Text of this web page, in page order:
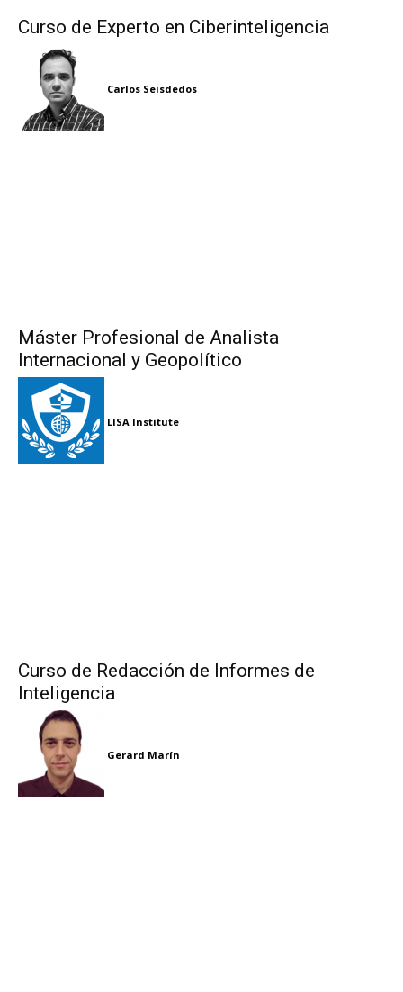
Curso de Experto en Ciberinteligencia
Carlos Seisdedos
Máster Profesional de Analista
Internacional y Geopolítico
LISA Institute
Curso de Redacción de Informes de
Inteligencia
Gerard Marín